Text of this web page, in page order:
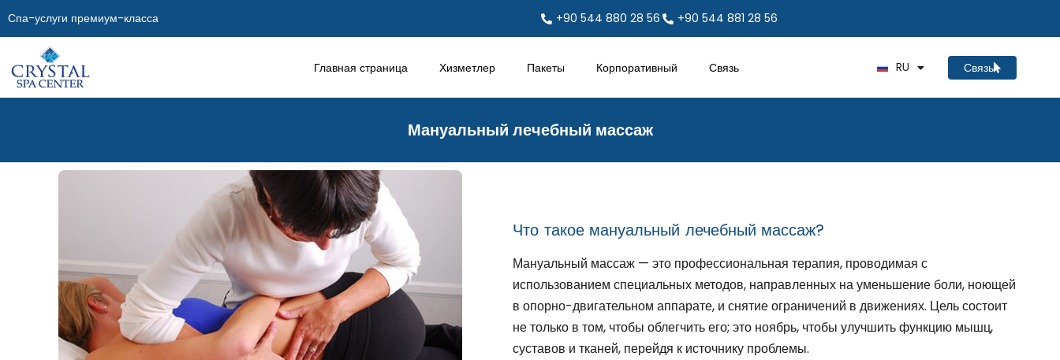
Спа-услуги премиум-класса +90 544 880 28 56 +90 544 881 28 56
Главная страница Хизметлер Пакеты Корпоративный Связь RU
DE
Связь
Мануальный лечебный массаж
Что такое мануальный лечебный массаж?
Мануальный массаж — это профессиональная терапия, проводимая с
использованием специальных методов, направленных на уменьшение боли, ноющей
в опорно-двигательном аппарате, и снятие ограничений в движениях. Цель состоит
не только в том, чтобы облегчить его; это ноябрь, чтобы улучшить функцию мышц,
суставов и тканей, перейдя к источнику проблемы.